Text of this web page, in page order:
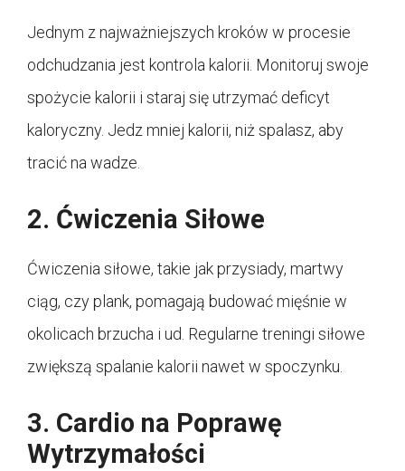
Jednym z najważniejszych kroków w procesie
odchudzania jest kontrola kalorii. Monitoruj swoje
spożycie kalorii i staraj się utrzymać deficyt
kaloryczny. Jedz mniej kalorii, niż spalasz, aby
tracić na wadze.
2. Ćwiczenia Siłowe
Ćwiczenia siłowe, takie jak przysiady, martwy
ciąg, czy plank, pomagają budować mięśnie w
okolicach brzucha i ud. Regularne treningi siłowe
zwiększą spalanie kalorii nawet w spoczynku.
3. Cardio na Poprawę
Wytrzymałości